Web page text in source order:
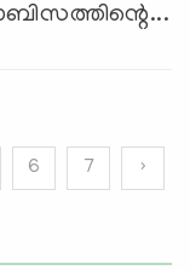
6 7 ›